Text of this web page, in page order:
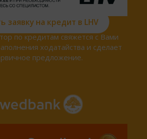
заявку на кредит в LHV
по кредитам свяжется с Вами
ходатайства и сделает
предложение.